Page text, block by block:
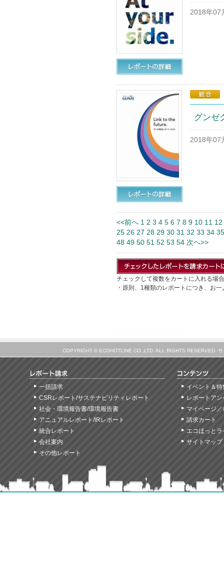
2018年07
グンゼ
2018年07
<<前へ 1 2 3 4 5 6 7 8 9 10 11 12
25 26 27 28 29 30 31 32 33 34 35
48 49 50 51 52 53 54 次へ>>
チェックして複数をカートに入れる場
・原則、1種類のレポートにつき、お
COPYRIGHT © ECOHOTLINE CO.,LTD. ALL RIGHTS RESERVED.
一括請求
CSRレポート/サステナビリティレポート
社会・環境報告書/環境報告書
アニュアルレポート/IRレポート
統合レポート
会社案内
その他レポート
イベント＆特
レポートア
マイページ
請求カート
エコほっと
サイトマップ